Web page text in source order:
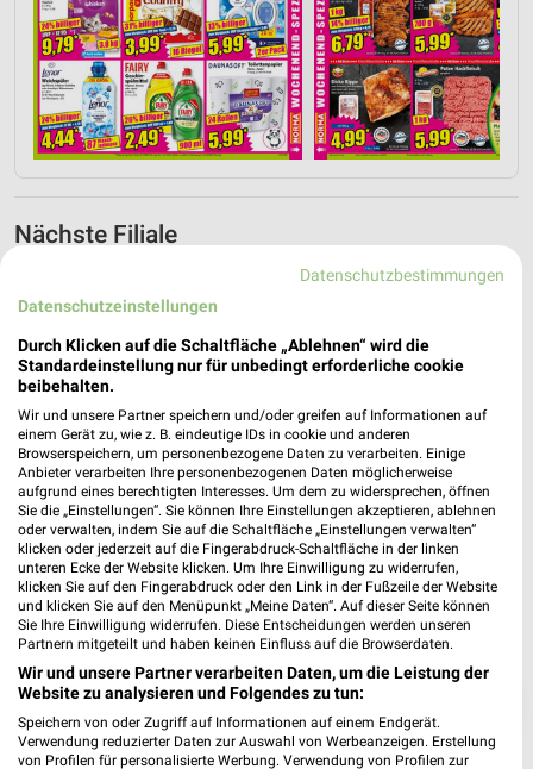
Nächste Filiale
Aachener Str. 13
Heute 07:00 - 20:00 Uhr | Geschlossen
516,73 km • Angebote: 4 Prospekte
Datenschutzbestimmungen
Datenschutzeinstellungen
Durch Klicken auf die Schaltfläche „Ablehnen“ wird die
Standardeinstellung nur für unbedingt erforderliche cookie
beibehalten.
Wir und unsere Partner speichern und/oder greifen auf Informationen auf
einem Gerät zu, wie z. B. eindeutige IDs in cookie und anderen
Browserspeichern, um personenbezogene Daten zu verarbeiten. Einige
Anbieter verarbeiten Ihre personenbezogenen Daten möglicherweise
aufgrund eines berechtigten Interesses. Um dem zu widersprechen, öffnen
Sie die „Einstellungen“. Sie können Ihre Einstellungen akzeptieren, ablehnen
oder verwalten, indem Sie auf die Schaltfläche „Einstellungen verwalten“
klicken oder jederzeit auf die Fingerabdruck-Schaltfläche in der linken
unteren Ecke der Website klicken. Um Ihre Einwilligung zu widerrufen,
klicken Sie auf den Fingerabdruck oder den Link in der Fußzeile der Website
und klicken Sie auf den Menüpunkt „Meine Daten“. Auf dieser Seite können
Sie Ihre Einwilligung widerrufen. Diese Entscheidungen werden unseren
Partnern mitgeteilt und haben keinen Einfluss auf die Browserdaten.
Wir und unsere Partner verarbeiten Daten, um die Leistung der
Website zu analysieren und Folgendes zu tun:
Speichern von oder Zugriff auf Informationen auf einem Endgerät.
Verwendung reduzierter Daten zur Auswahl von Werbeanzeigen. Erstellung
von Profilen für personalisierte Werbung. Verwendung von Profilen zur